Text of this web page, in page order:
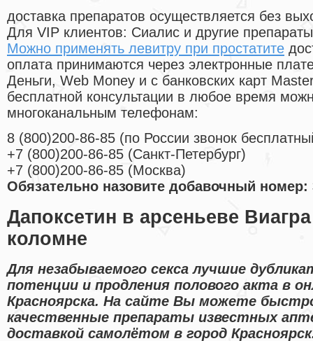
доставка препаратов осуществляется без
Для VIP клиентов: Сиалис и другие
Можно применять левитру при простатите
оплата принимаются через электронные
Деньги, Web Money и с банковских карт
бесплатной консультации в любое время
многоканальным телефонам:
8 (800)200-86-85 (по России звонок
+7 (800)200-86-85 (Санкт-Петербург)
+7 (800)200-86-85 (Москва)
Обязательно назовите добавочный номер:
Дапоксетин в арсеньеве
коломне
Для незабываемого секса лучшие
потенции и продления полового акта в
Красноярска. На сайте Вы можете
качественные препараты известных
доставкой самолётом в город